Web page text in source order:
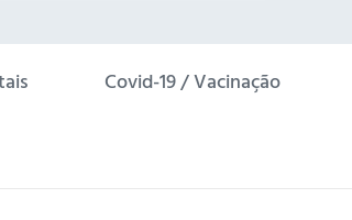
Covid-19 / Vacinação